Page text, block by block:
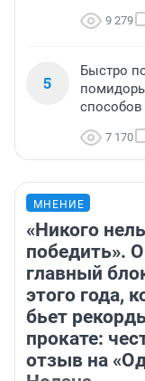
9 279
5
Быстро
способов
7 170
МНЕНИЕ
«Никого
победить».
главный
этого года,
бьет
прокате:
отзыв на